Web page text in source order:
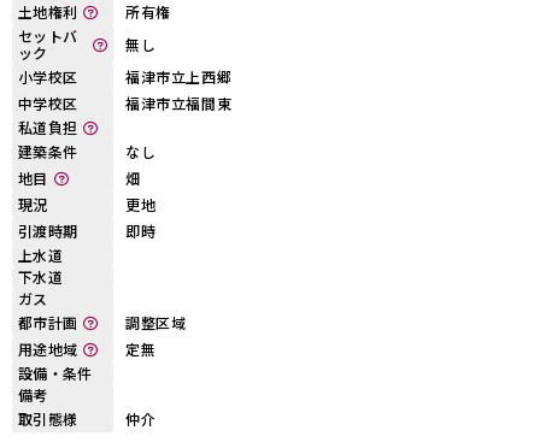
土地権利
所有権
セットバ
ック
無し
小学校区
福津市立上西郷
中学校区
福津市立福間東
私道負担
建築条件
なし
地目
畑
現況
更地
引渡時期
即時
上水道
下水道
ガス
都市計画
調整区域
用途地域
定無
設備・条件
備考
取引態様
仲介